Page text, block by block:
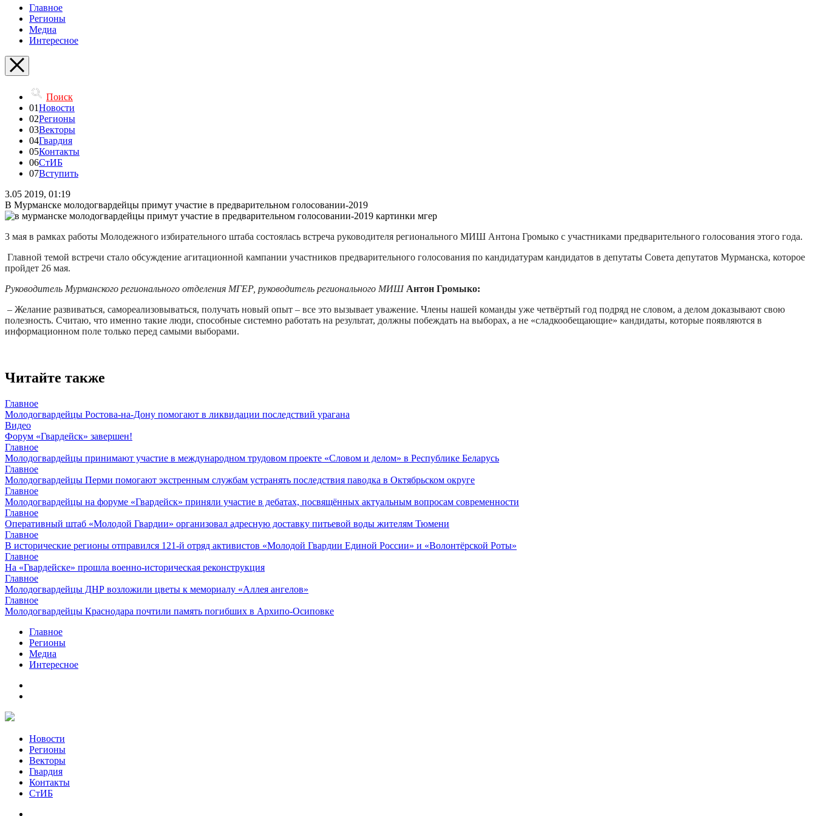
Главное
Регионы
Медиа
Интересное
Поиск
01Новости
02Регионы
03Векторы
04Гвардия
05Контакты
06СтИБ
07Вступить
3.05 2019, 01:19
В Мурманске молодогвардейцы примут участие в предварительном голосовании-2019
3 мая в рамках работы Молодежного избирательного штаба состоялась встреча руководителя регионального МИШ Антона Громыко с участниками предварительного голосования этого года.
Главной темой встречи стало обсуждение агитационной кампании участников предварительного голосования по кандидатурам кандидатов в депутаты Совета депутатов Мурманска, которое
пройдет 26 мая.
Руководитель Мурманского регионального отделения МГЕР, руководитель регионального МИШ Антон Громыко:
– Желание развиваться, самореализовываться, получать новый опыт – все это вызывает уважение. Члены нашей команды уже четвёртый год подряд не словом, а делом доказывают свою
полезность. Считаю, что именно такие люди, способные системно работать на результат, должны побеждать на выборах, а не «сладкообещающие» кандидаты, которые появляются в
информационном поле только перед самыми выборами.
Читайте также
Главное
Молодогвардейцы Ростова-на-Дону помогают в ликвидации последствий урагана
Видео
Форум «Гвардейск» завершен!
Главное
Молодогвардейцы принимают участие в международном трудовом проекте «Словом и делом» в Республике Беларусь
Главное
Молодогвардейцы Перми помогают экстренным службам устранять последствия паводка в Октябрьском округе
Главное
Молодогвардейцы на форуме «Гвардейск» приняли участие в дебатах, посвящённых актуальным вопросам современности
Главное
Оперативный штаб «Молодой Гвардии» организовал адресную доставку питьевой воды жителям Тюмени
Главное
В исторические регионы отправился 121-й отряд активистов «Молодой Гвардии Единой России» и «Волонтёрской Роты»
Главное
На «Гвардейске» прошла военно-историческая реконструкция
Главное
Молодогвардейцы ДНР возложили цветы к мемориалу «Аллея ангелов»
Главное
Молодогвардейцы Краснодара почтили память погибших в Архипо-Осиповке
Главное
Регионы
Медиа
Интересное
Новости
Регионы
Векторы
Гвардия
Контакты
СтИБ